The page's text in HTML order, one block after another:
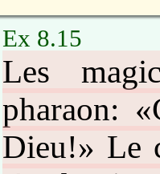
Ex 8.15
Les
pharaon:
Dieu!» Le